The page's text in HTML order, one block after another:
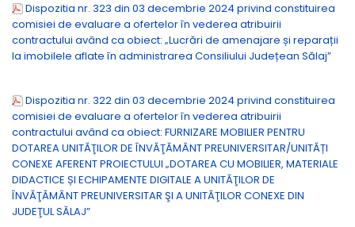
Dispozitia nr. 323 din 03 decembrie 2024 privind constituirea
comisiei de evaluare a ofertelor în vederea atribuirii
contractului având ca obiect: „Lucrări de amenajare și reparații
la imobilele aflate în administrarea Consiliului Județean Sălaj”
Dispozitia nr. 322 din 03 decembrie 2024 privind constituirea
comisiei de evaluare a ofertelor în vederea atribuirii
contractului având ca obiect: FURNIZARE MOBILIER PENTRU
DOTAREA UNITĂŢILOR DE ÎNVĂŢĂMÂNT PREUNIVERSITAR/UNITĂȚI
CONEXE AFERENT PROIECTULUI „DOTAREA CU MOBILIER, MATERIALE
DIDACTICE ȘI ECHIPAMENTE DIGITALE A UNITĂŢILOR DE
ÎNVĂŢĂMÂNT PREUNIVERSITAR ŞI A UNITĂŢILOR CONEXE DIN
JUDEŢUL SĂLAJ”